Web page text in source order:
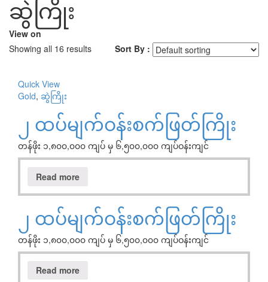
ဆွဲကြိုး
View on
Showing all 16 results
Sort By :
Quick View
Gold, ဆွဲကြိုး
၂ ထပ်မျက်ဝန်းစက်ဖြတ်ကြိုး
တန်ဖိုး ၁,၈၀၀,၀၀၀ ကျပ် မှ ၆,၅၀၀,၀၀၀ ကျပ်ဝန်းကျင်
Read more
၂ ထပ်မျက်ဝန်းစက်ဖြတ်ကြိုး
တန်ဖိုး ၁,၈၀၀,၀၀၀ ကျပ် မှ ၆,၅၀၀,၀၀၀ ကျပ်ဝန်းကျင်
Read more